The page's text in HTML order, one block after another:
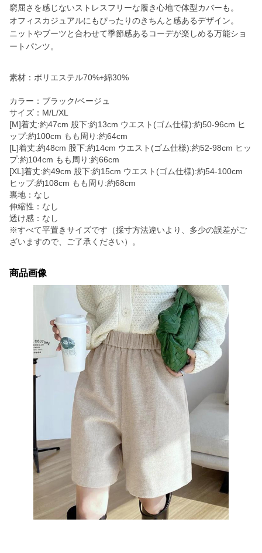
窮屈さを感じないストレスフリーな履き心地で体型カバーも。
オフィスカジュアルにもぴったりのきちんと感あるデザイン。
ニットやブーツと合わせて季節感あるコーデが楽しめる万能ショ
ートパンツ。
素材：ポリエステル70%+綿30%
カラー：ブラック/ベージュ
サイズ：M/L/XL
[M]着丈:約47cm 股下:約13cm ウエスト(ゴム仕様):約50-96cm ヒ
ップ:約100cm もも周り:約64cm
[L]着丈:約48cm 股下:約14cm ウエスト(ゴム仕様):約52-98cm ヒッ
プ:約104cm もも周り:約66cm
[XL]着丈:約49cm 股下:約15cm ウエスト(ゴム仕様):約54-100cm
ヒップ:約108cm もも周り:約68cm
裏地：なし
伸縮性：なし
透け感：なし
※すべて平置きサイズです（採寸方法違いより、多少の誤差がご
ざいますので、ご了承ください）。
商品画像